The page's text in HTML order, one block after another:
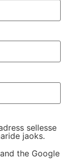
sellesse
jaoks.
the Google